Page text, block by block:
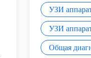
УЗИ
УЗИ
Общая